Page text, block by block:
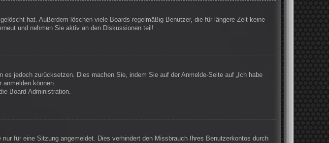
hat. Außerdem löschen viele Boards regelmäßig Benutzer, die für längere Zeit keine
und nehmen Sie aktiv an den Diskussionen teil!
jedoch zurücksetzen. Dies machen Sie, indem Sie auf der Anmelde-Seite auf „Ich habe
anmelden können.
Board-Administration.
für eine Sitzung angemeldet. Dies verhindert den Missbrauch Ihres Benutzerkontos durch